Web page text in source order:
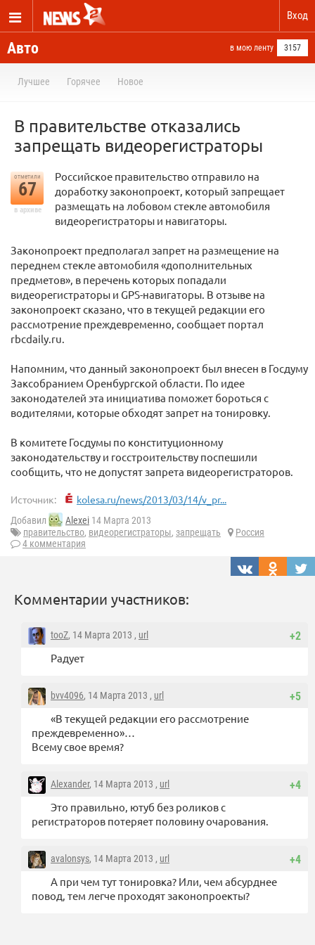
Вход
Авто в мою ленту 3157
Лучшее Горячее Новое
В правительстве отказались
запрещать видеорегистраторы
отметили
67
в архиве
Российское правительство отправило на
доработку законопроект, который запрещает
размещать на лобовом стекле автомобиля
видеорегистраторы и навигаторы.
Законопроект предполагал запрет на размещение на
переднем стекле автомобиля «дополнительных
предметов», в перечень которых попадали
видеорегистраторы и GPS-навигаторы. В отзыве на
законопроект сказано, что в текущей редакции его
рассмотрение преждевременно, сообщает портал
rbcdaily.ru.
Напомним, что данный законопроект был внесен в Госдуму
Заксобранием Оренбургской области. По идее
законодателей эта инициатива поможет бороться с
водителями, которые обходят запрет на тонировку.
В комитете Госдумы по конституционному
законодательству и госстроительству поспешили
сообщить, что не допустят запрета видеорегистраторов.
Источник: kolesa.ru/news/2013/03/14/v_pr...
Добавил Alexei 14 Марта 2013
правительство, видеорегистраторы, запрещать
Россия
4 комментария
Комментарии участников:
+2
tooZ, 14 Марта 2013 , url
Радует
+5
bvv4096, 14 Марта 2013 , url
«В текущей редакции его рассмотрение
преждевременно»…
Всему свое время?
+4
Alexander, 14 Марта 2013 , url
Это правильно, ютуб без роликов с
регистраторов потеряет половину очарования.
+4
avalonsys, 14 Марта 2013 , url
А при чем тут тонировка? Или, чем абсурднее
повод, тем легче проходят законопроекты?